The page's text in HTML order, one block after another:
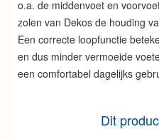
o.a. de middenvoet en
zolen van Dekos de houding
Een correcte loopfunctie
en dus minder vermoeide
een comfortabel dagelijks
Dit